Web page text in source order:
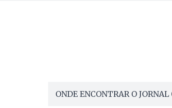
ONDE ENCONTRAR O JORNAL